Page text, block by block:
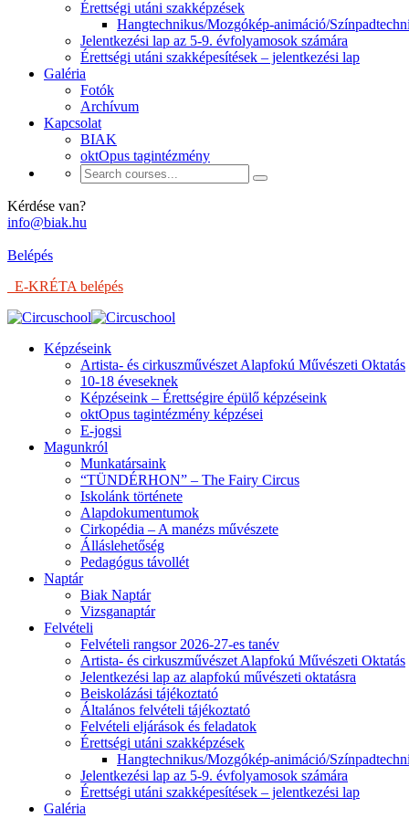
Érettségi utáni szakképzések
Hangtechnikus/Mozgókép-animáció/
Jelentkezési lap az 5-9. évfolyamosok számára
Érettségi utáni szakképesítések – jelentkezési lap
Galéria
Fotók
Archívum
Kapcsolat
BIAK
oktOpus tagintézmény
Kérdése van?
info@biak.hu
Belépés
E-KRÉTA belépés
Képzéseink
Artista- és cirkuszművészet Alapfokú Művészeti Oktatás
10-18 éveseknek
Képzéseink – Érettségire épülő képzéseink
oktOpus tagintézmény képzései
E-jogsi
Magunkról
Munkatársaink
“TÜNDÉRHON” – The Fairy Circus
Iskolánk története
Alapdokumentumok
Cirkopédia – A manézs művészete
Álláslehetőség
Pedagógus távollét
Naptár
Biak Naptár
Vizsganaptár
Felvételi
Felvételi rangsor 2026-27-es tanév
Artista- és cirkuszművészet Alapfokú Művészeti Oktatás
Jelentkezési lap az alapfokú művészeti oktatásra
Beiskolázási tájékoztató
Általános felvételi tájékoztató
Felvételi eljárások és feladatok
Érettségi utáni szakképzések
Hangtechnikus/Mozgókép-animáció/
Jelentkezési lap az 5-9. évfolyamosok számára
Érettségi utáni szakképesítések – jelentkezési lap
Galéria